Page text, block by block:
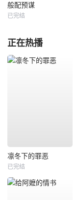
般配预谋
已完结
正在热播
凛冬下的罪恶
已完结